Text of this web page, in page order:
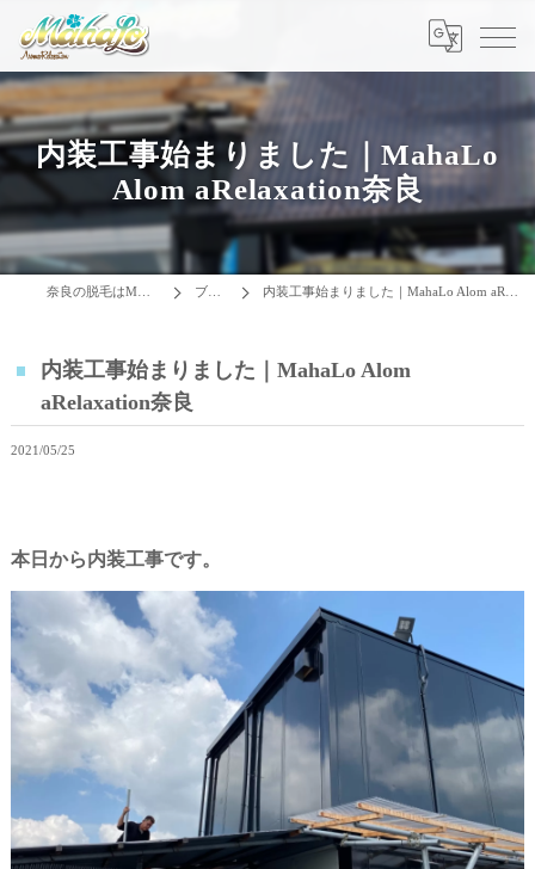
内装工事始まりました｜MahaLo
Alom aRelaxation奈良
奈良の脱毛はMAHALO ブログ 内装工事始まりました｜MahaLo Alom aRelaxation奈良
内装工事始まりました｜MahaLo Alom
aRelaxation奈良
2021/05/25
本日から内装工事です。